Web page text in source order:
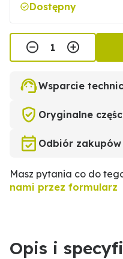
Dostępny
Wsparcie
Oryginalne
Odbiór
Masz pytania co do
nami przez formularz
Opis i